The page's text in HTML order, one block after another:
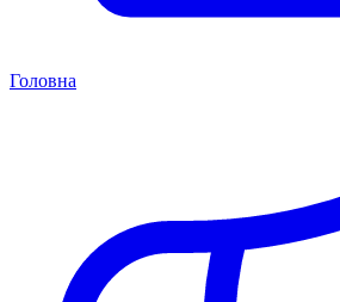
Головна